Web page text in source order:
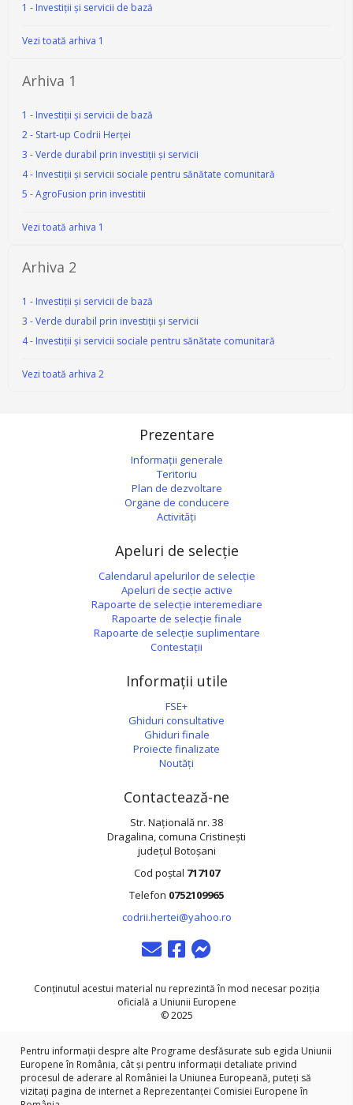
1 - Investiții și servicii de bază
Vezi toată arhiva 1
Arhiva 1
1 - Investiții și servicii de bază
2 - Start-up Codrii Herței
3 - Verde durabil prin investiții și servicii
4 - Investiții și servicii sociale pentru sănătate comunitară
5 - AgroFusion prin investitii
Vezi toată arhiva 1
Arhiva 2
1 - Investiții și servicii de bază
3 - Verde durabil prin investiții și servicii
4 - Investiții și servicii sociale pentru sănătate comunitară
Vezi toată arhiva 2
Prezentare
Informații generale
Teritoriu
Plan de dezvoltare
Organe de conducere
Activități
Apeluri de selecție
Calendarul apelurilor de selecție
Apeluri de secție active
Rapoarte de selecție interemediare
Rapoarte de selecție finale
Rapoarte de selecție suplimentare
Contestații
Informații utile
FSE+
Ghiduri consultative
Ghiduri finale
Proiecte finalizate
Noutăți
Contactează-ne
Str. Națională nr. 38
Dragalina, comuna Cristinești
județul Botoșani
Cod poștal 717107
Telefon 0752109965
codrii.hertei@yahoo.ro
contact
messenger
messenger
Conținutul acestui material nu reprezintă în mod necesar poziția
oficială a Uniunii Europene
© 2025
Pentru informații despre alte Programe desfăsurate sub egida Uniunii
Europene în România, cât și pentru informații detaliate privind
procesul de aderare al României la Uniunea Europeană, puteți să
vizitați pagina de internet a Reprezentanței Comisiei Europene în